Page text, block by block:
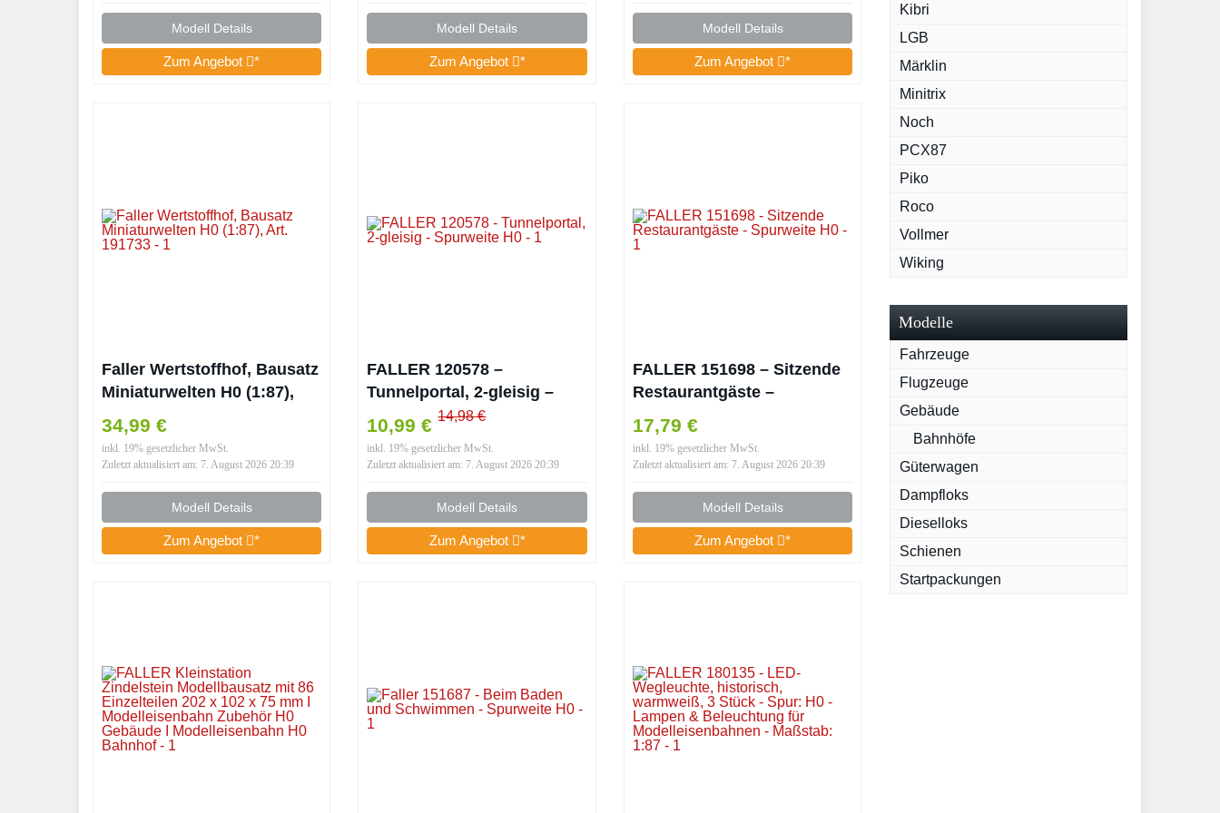
Modell Details
Zum Angebot *
Modell Details
Zum Angebot *
Universell einsetzbar
Modell Details
Zum Angebot *
Faller Wertstoffhof, Bausatz
Miniaturwelten H0 (1:87),
Art. 191733
34,99 €
inkl. 19% gesetzlicher MwSt.
Zuletzt aktualisiert am: 7. August 2026 20:39
Modell Details
Zum Angebot *
FALLER 120578 –
Tunnelportal, 2-gleisig –
Spurweite H0
10,99 € 14,98 €
inkl. 19% gesetzlicher MwSt.
Zuletzt aktualisiert am: 7. August 2026 20:39
Modell Details
Zum Angebot *
FALLER 151698 – Sitzende
Restaurantgäste –
Spurweite H0
17,79 €
inkl. 19% gesetzlicher MwSt.
Zuletzt aktualisiert am: 7. August 2026 20:39
Modell Details
Zum Angebot *
Kibri
LGB
Märklin
Minitrix
Noch
PCX87
Piko
Roco
Vollmer
Wiking
Modelle
Fahrzeuge
Flugzeuge
Gebäude
Bahnhöfe
Güterwagen
Dampfloks
Dieselloks
Schienen
Startpackungen